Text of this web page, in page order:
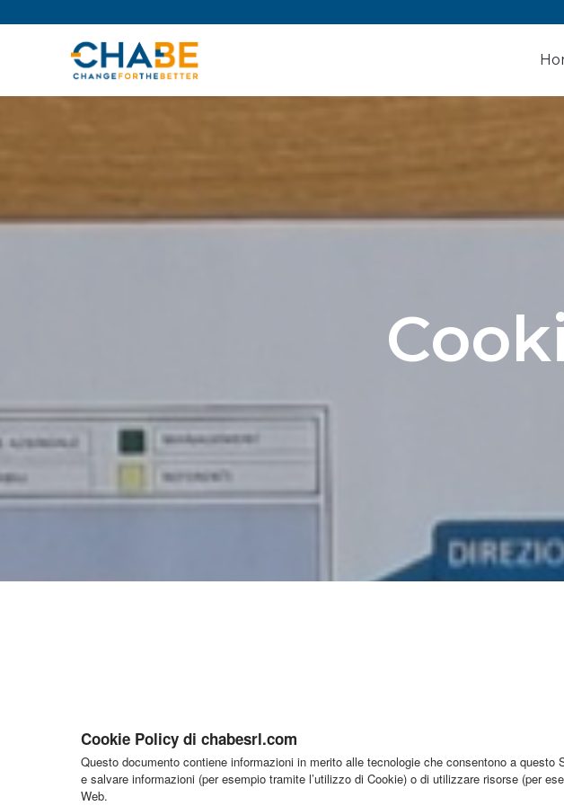
Cookie Policy di chabesrl.com
Questo documento contiene informazioni in merito alle tecnologie che consentono a
e salvare informazioni (per esempio tramite l’utilizzo di Cookie) o di utilizzare risorse (per
Web.